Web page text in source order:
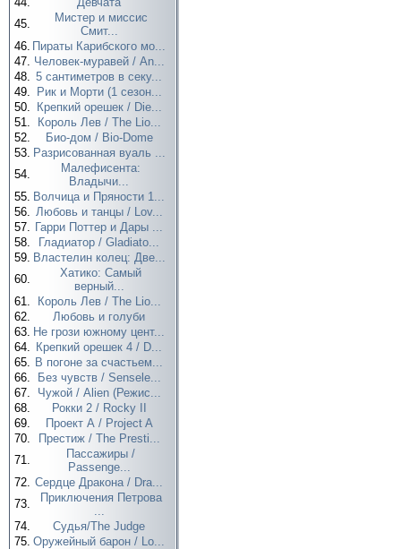
45.
Мистер и миссис
Смит...
46. Пираты Карибского мо...
47. Человек-муравей / An...
48. 5 сантиметров в секу...
49.
Рик и Морти (1 сезон...
50.
Крепкий орешек / Die...
51.
Король Лев / The Lio...
52.
Био-дом / Bio-Dome
53. Разрисованная вуаль ...
54.
Малефисента:
Владычи...
55. Волчица и Пряности 1...
56. Любовь и танцы / Lov...
57. Гарри Поттер и Дары ...
58.
Гладиатор / Gladiato...
59. Властелин колец: Две...
60.
Хатико: Самый
верный...
61.
Король Лев / The Lio...
62.
Любовь и голуби
63. Не грози южному цент...
64. Крепкий орешек 4 / D...
65. В погоне за счастьем...
66.
Без чувств / Sensele...
67.
Чужой / Alien (Режис...
68.
Рокки 2 / Rocky II
69.
Проект А / Project A
70.
Престиж / The Presti...
71.
Пассажиры /
Passenge...
72. Сердце Дракона / Dra...
73.
Приключения Петрова
...
74.
Судья/The Judge
75. Оружейный барон / Lo...